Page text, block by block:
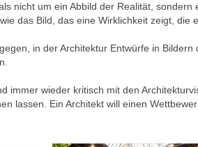
nicht um ein Abbild der Realität,
das Bild, das eine Wirklichkeit zeigt,
in der Architektur Entwürfe in
immer wieder kritisch mit den
lassen. Ein Architekt will einen